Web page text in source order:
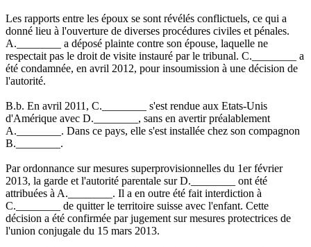
Les rapports entre les époux se sont révélés conflictuels, ce qui a
donné lieu à l'ouverture de diverses procédures civiles et pénales.
A.________ a déposé plainte contre son épouse, laquelle ne
respectait pas le droit de visite instauré par le tribunal. C.________ a
été condamnée, en avril 2012, pour insoumission à une décision de
l'autorité.
B.b. En avril 2011, C.________ s'est rendue aux Etats-Unis
d'Amérique avec D.________, sans en avertir préalablement
A.________. Dans ce pays, elle s'est installée chez son compagnon
B.________.
Par ordonnance sur mesures superprovisionnelles du 1er février
2013, la garde et l'autorité parentale sur D.________ ont été
attribuées à A.________. Il a en outre été fait interdiction à
C.________ de quitter le territoire suisse avec l'enfant. Cette
décision a été confirmée par jugement sur mesures protectrices de
l'union conjugale du 15 mars 2013.